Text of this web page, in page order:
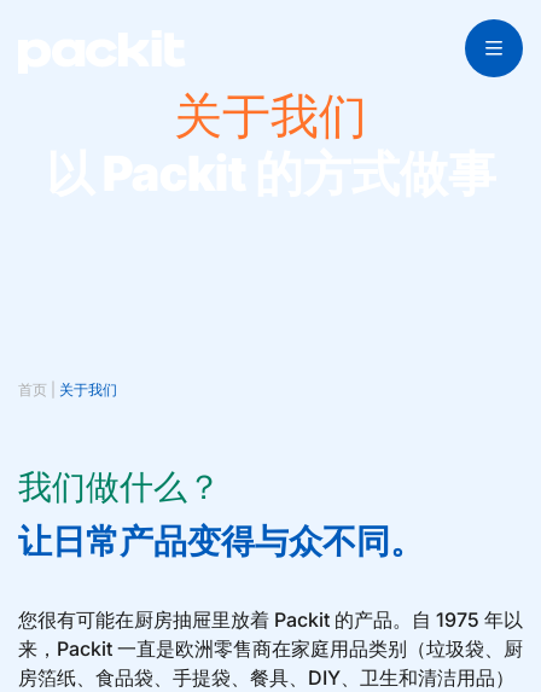
关于我们
首页 关于我们
我们做什么？
让日常产品变得与众不同。
您很有可能在厨房抽屉里放着 Packit 的产品。自 1975 年以
来，Packit 一直是欧洲零售商在家庭用品类别（垃圾袋、厨
房箔纸、食品袋、手提袋、餐具、DIY、卫生和清洁用品）